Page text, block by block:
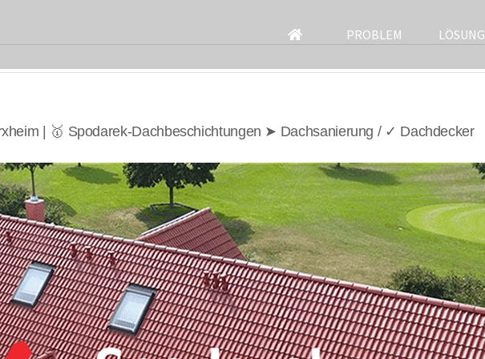
for:
PROBLEM LÖSUNG
| 🥇 Spodarek-Dachbeschichtungen ➤ Dachsanierung / ✓ Dachdecker